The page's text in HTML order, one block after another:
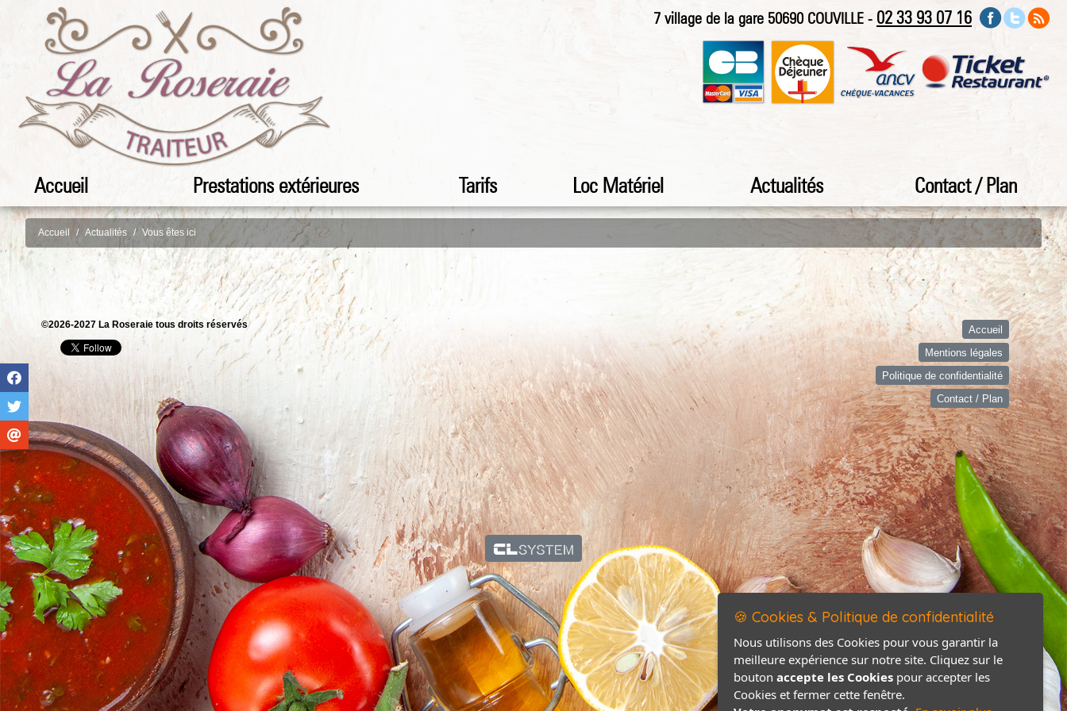
Accueil Prestations extérieures Tarifs Loc Matériel Actualités Contact / Plan
7 village de la gare 50690 COUVILLE - 02 33 93 07 16
Accueil Actualités Vous êtes ici
©2026-2027 La Roseraie tous droits réservés
Accueil
Mentions légales
Politique de confidentialité
Contact / Plan
🍪 Cookies & Politique de confidentialité
Nous utilisons des Cookies pour vous garantir la
meilleure expérience sur notre site. Cliquez sur le
bouton accepte les Cookies pour accepter les
Cookies et fermer cette fenêtre.